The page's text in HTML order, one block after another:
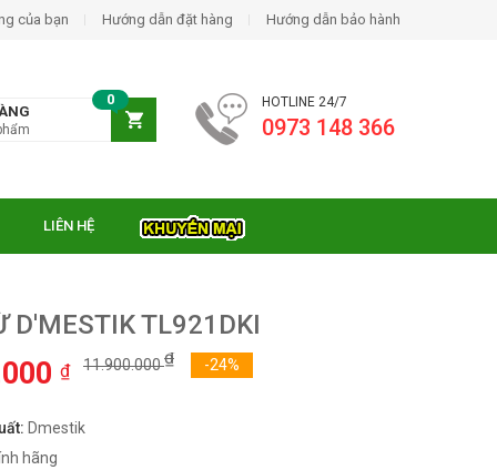
của bạn Hướng dẫn đặt hàng Hướng dẫn bảo hành
HOTLINE 24/7
0973 148 366
0
LIÊN HỆ
D'MESTIK TL921DKI
₫ 11.900.000₫ -24%
Dmestik
hãng